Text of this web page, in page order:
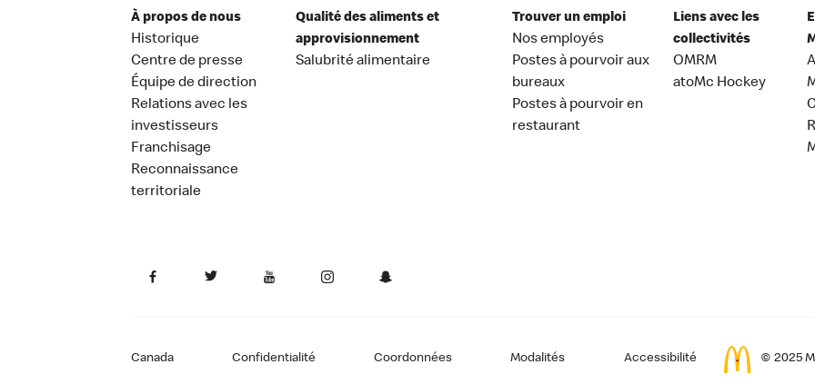
À propos de nous
Historique
Centre de presse
Équipe de direction
Relations avec les
investisseurs
Franchisage
Reconnaissance
territoriale
Qualité des aliments et
approvisionnement
Salubrité alimentaire
Trouver un emploi
Nos employés
Postes à pourvoir aux
bureaux
Postes à pourvoir en
restaurant
Liens avec les
collectivités
OMRM
atoMc Hockey
Canada Confidentialité Coordonnées Modalités Accessibilité © 2025